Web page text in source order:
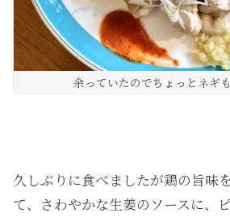
余っていたのでちょっとネギ
久しぶりに食べましたが鶏の旨味
て、さわやかな生姜のソースに、